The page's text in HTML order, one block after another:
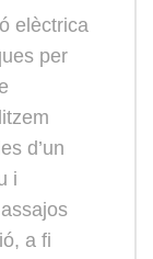
elèctrica
per
d’un
i
a fi